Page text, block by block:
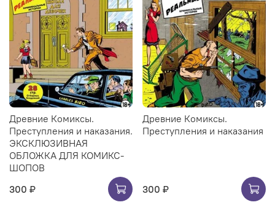
Древние Комиксы.
Преступления и наказания.
ЭКСКЛЮЗИВНАЯ
ОБЛОЖКА ДЛЯ КОМИКС-
ШОПОВ
300 ₽
Древние Комиксы.
Преступления и наказания
300 ₽